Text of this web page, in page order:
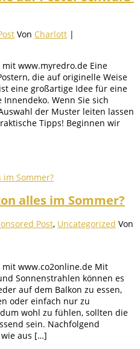
Von Charlott |
www.myredro.de Eine
die auf originelle Weise
eine großartige Idee für eine
Wenn Sie sich
der Muster leiten lassen
Tipps! Beginnen wir
alles im Sommer?
Post, Uncategorized Von
www.co2online.de Mit
Sonnenstrahlen können es
auf dem Balkon zu essen,
oder einfach nur zu
wohl zu fühlen, sollten die
sein. Nachfolgend
aus […]